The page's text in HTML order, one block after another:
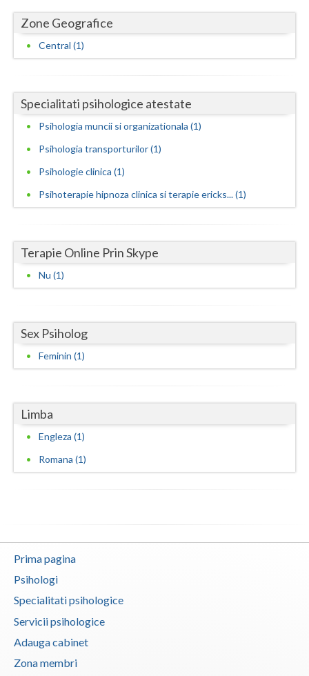
Mehedinti
Mures
Olt
Satu-Mare
Suceava
Teleorman
Tulcea
Valcea
Vrancea
Zone Geografice
Central (1)
Specialitati psihologice atestate
Psihologia muncii si organizationala (1)
Psihologia transporturilor (1)
Psihologie clinica (1)
Psihoterapie hipnoza clinica si terapie ericks... (1)
Terapie Online Prin Skype
Nu (1)
Sex Psiholog
Feminin (1)
Limba
Engleza (1)
Romana (1)
Prima pagina
Psihologi
Specialitati psihologice
Servicii psihologice
Adauga cabinet
Zona membri